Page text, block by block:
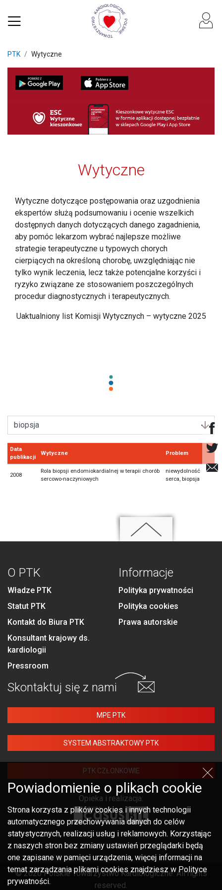
PTK Wytyczne
Wytyczne
Wytyczne dotyczące postępowania oraz uzgodnienia
ekspertów służą podsumowaniu i ocenie wszelkich
dostępnych danych dotyczących danego zagadnienia,
aby pomóc lekarzom wybrać najlepsze możliwe
strategie terapeutyczne u typowych chorych
cierpiących na określoną chorobę, uwzględniając nie
tylko wynik leczenia, lecz także potencjalne korzyści i
ryzyko związane ze stosowaniem poszczególnych
procedur diagnostycznych i terapeutycznych.
Uaktualniony list Komisji Wytycznych – wytyczne 2025
Data
publikacji
Wytyczne Problem
2008
Rola biopsji endomiokardialnej w terapii chorób
sercowo-naczyniowych
niewydolność
serca, biopsja
O PTK
Władze PTK
Statut PTK
Kontakt do Biura PTK
Konsultant krajowy ds.
kardiologii
Pressroom
Informacje
Polityka prywatności
Polityka cookies
Prawa autorskie
Skontaktuj się z nami
MPE PTK
SYSTEM ABSTRAKTOWY PTK
PTK CZŁONKOWIE
Opieka i realizacja:
© 2020 Polskie Towarzystwo Kardiologiczne. All rights
reserved.
Powiadomienie o plikach cookie
Strona korzysta z plików cookies i innych technologii
automatycznego przechowywania danych do celów
statystycznych, realizacji usług i reklamowych. Korzystając
z naszych stron bez zmiany ustawień przeglądarki będą
one zapisane w pamięci urządzenia, więcej informacji na
temat zarządzania plikami cookies znajdziesz w Polityce
prywatności.